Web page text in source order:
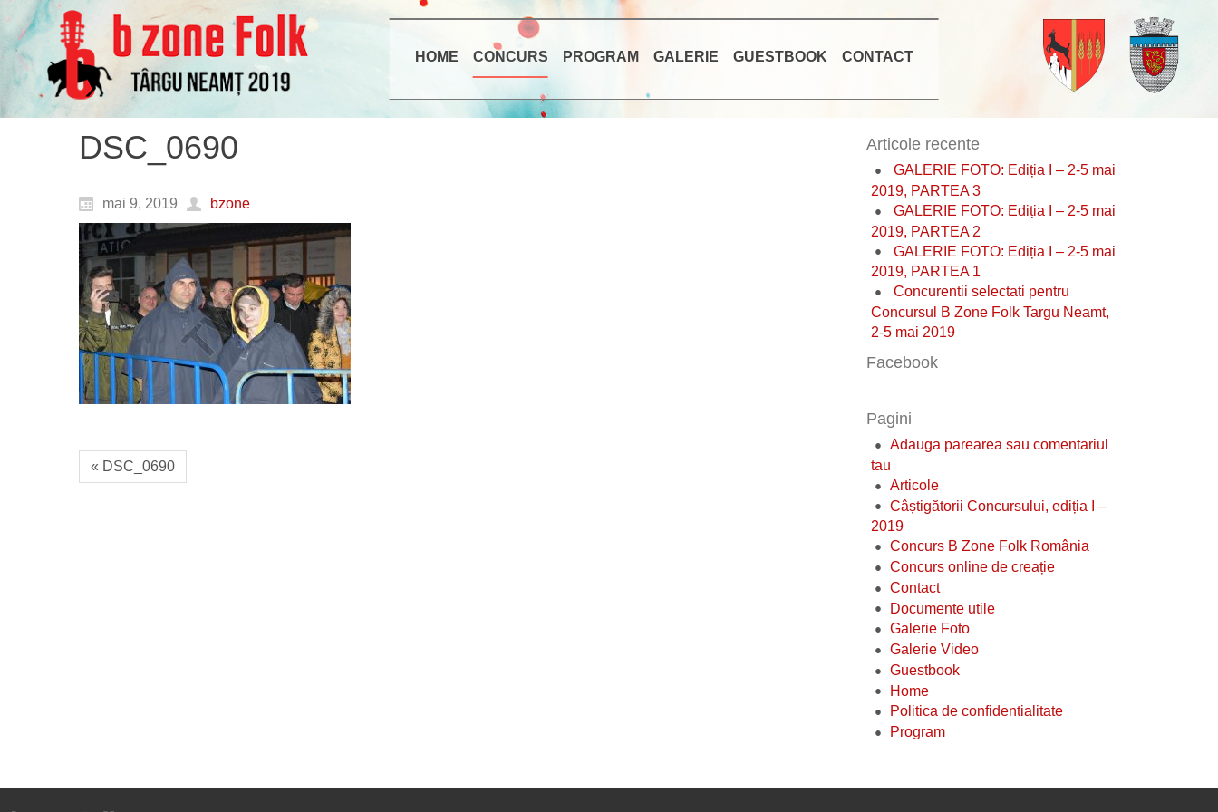
HOME CONCURS PROGRAM GALERIE GUESTBOOK CONTACT
DSC_0690
mai 9, 2019 bzone
« DSC_0690
Articole recente
GALERIE FOTO: Ediția I – 2-5 mai
2019, PARTEA 3
GALERIE FOTO: Ediția I – 2-5 mai
2019, PARTEA 2
GALERIE FOTO: Ediția I – 2-5 mai
2019, PARTEA 1
Concurentii selectati pentru
Concursul B Zone Folk Targu Neamt,
2-5 mai 2019
Facebook
Pagini
Adauga parearea sau comentariul
tau
Articole
Câștigătorii Concursului, ediția I –
2019
Concurs B Zone Folk România
Concurs online de creație
Contact
Documente utile
Galerie Foto
Galerie Video
Guestbook
Home
Politica de confidentialitate
Program